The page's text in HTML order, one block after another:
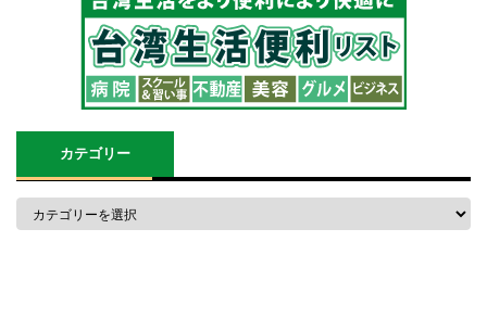
カテゴリー